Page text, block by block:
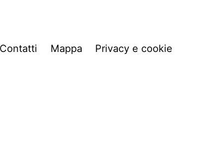
Contatti Mappa Privacy e cookie